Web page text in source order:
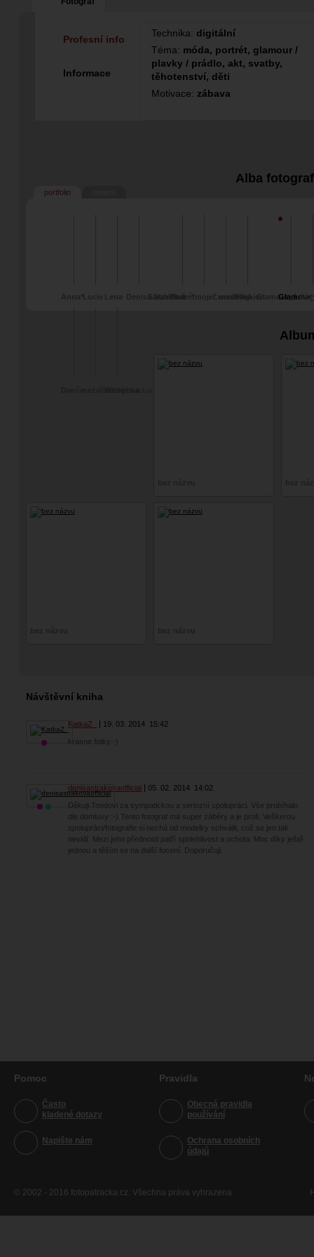
Technika: digitální
Téma: móda, portrét, glamour /
plavky / prádlo, akt, svatby,
těhotenství, děti
Motivace: zábava
Profesní info
Informace
Alba
portfolio
Glamour_1
Návštěvní kniha
KatkaZ_ 19. 03. 2014 15:42
krasne fotky:-)
denisastrakovaofficial 05. 02. 2014 14:02
Děkuji Tondovi za sympatickou a seriozní spolupráci. Vše probíhalo
dle domluvy :-) Tento fotograf má super záběry a je profi. Veškerou
spolupráci/fotografie si nechá od modelky schválit, což se jen tak
nevidí. Mezi jeho přednosti patří spolehlivost a ochota. Moc díky ještě
jednou a těším se na další focení. Doporučuji.
Pomoc
Často
kladené dotazy
Napište nám
Pravidla
Obecná pravidla
používání
Ochrana osobních
údajů
© 2002 - 2016 fotopatracka.cz. Všechna práva vyhrazena